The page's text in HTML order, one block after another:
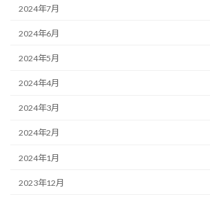
2024年7月
2024年6月
2024年5月
2024年4月
2024年3月
2024年2月
2024年1月
2023年12月